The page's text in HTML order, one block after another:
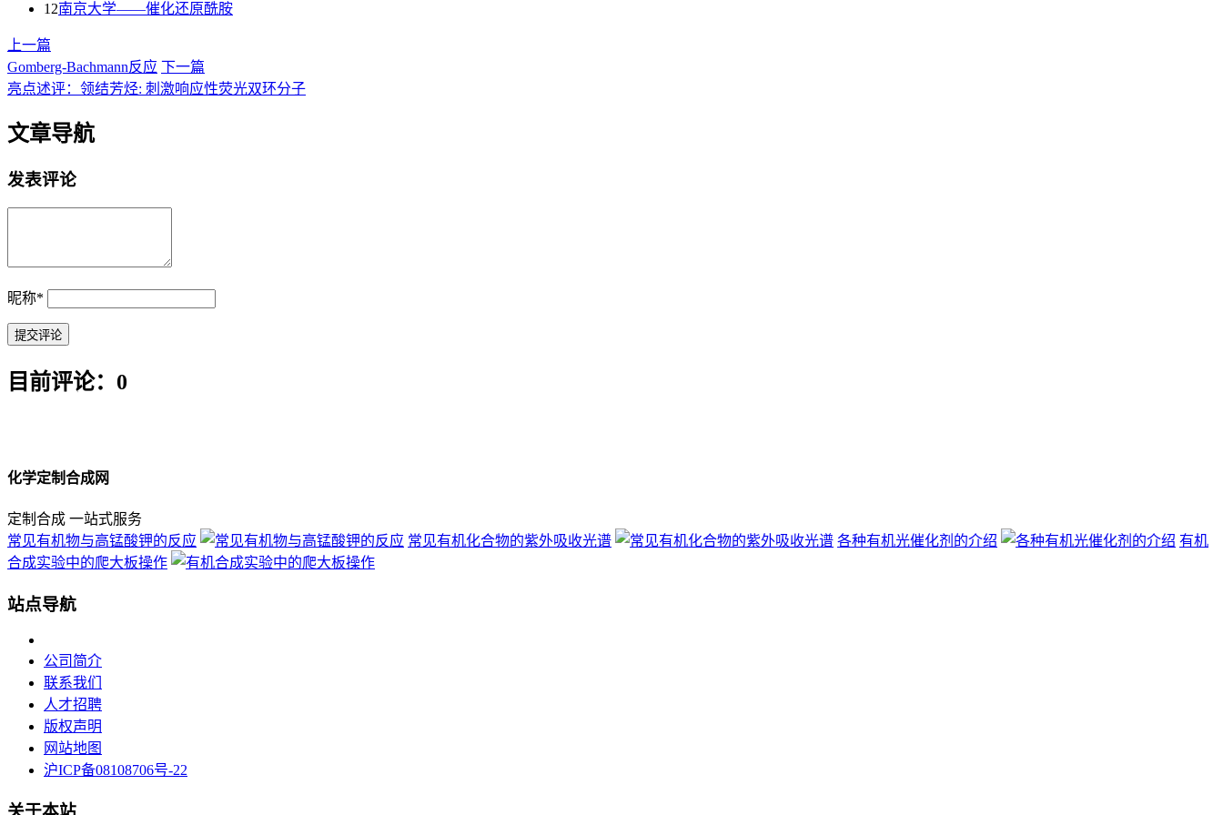
12南京大学——催化还原酰胺
上一篇
Gomberg-Bachmann反应 下一篇
亮点述评：领结芳烃: 刺激响应性荧光双环分子
文章导航
发表评论
昵称*
目前评论：0
化学定制合成网
定制合成 一站式服务
常见有机物与高锰酸钾的反应
常见有机化合物的紫外吸收光谱 各种有机光催化剂的介绍
有机
合成实验中的爬大板操作
站点导航
公司简介
联系我们
人才招聘
版权声明
网站地图
沪ICP备08108706号-22
关于本站